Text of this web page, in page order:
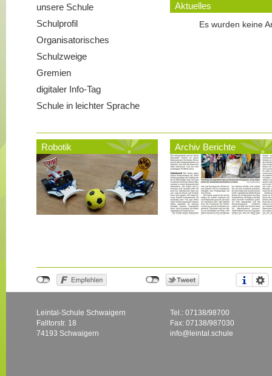
unsere Schule
Schulprofil
Organisatorisches
Schulzweige
Gremien
digitaler Info-Tag
Schule in leichter Sprache
Aktuelles
Es wurden keine
Robotik Archiv Berichte
Leintal-Schule Schwaigern
Falltorstr. 18
74193 Schwaigern
Tel.: 07138/98700
Fax: 07138/987030
info@leintal.schule